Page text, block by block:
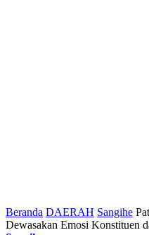
Beranda DAERAH Sangihe
Dewasakan Emosi Konstituen